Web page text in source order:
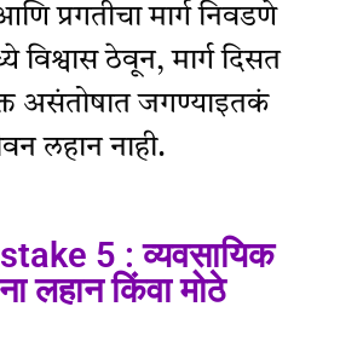
प्रगतीचा मार्ग निवडणे
विश्वास ठेवून, मार्ग दिसत
असंतोषात जगण्याइतकं
लहान नाही.
5 : व्यवसायिक
लहान किंवा मोठे